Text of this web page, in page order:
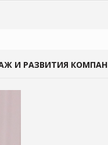
И РАЗВИТИЯ